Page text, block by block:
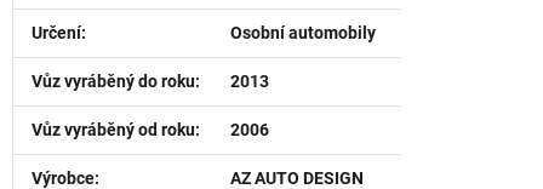
Určení: Osobní automobily
Vůz vyráběný do roku: 2013
Vůz vyráběný od roku: 2006
Výrobce: AZ AUTO DESIGN